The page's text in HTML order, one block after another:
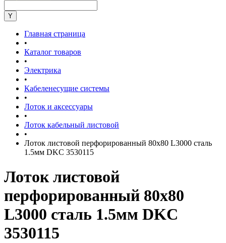
Главная страница
•
Каталог товаров
•
Электрика
•
Кабеленесущие системы
•
Лоток и аксессуары
•
Лоток кабельный листовой
•
Лоток листовой перфорированный 80х80 L3000 сталь
1.5мм DKC 3530115
Лоток листовой
перфорированный 80х80
L3000 сталь 1.5мм DKC
3530115